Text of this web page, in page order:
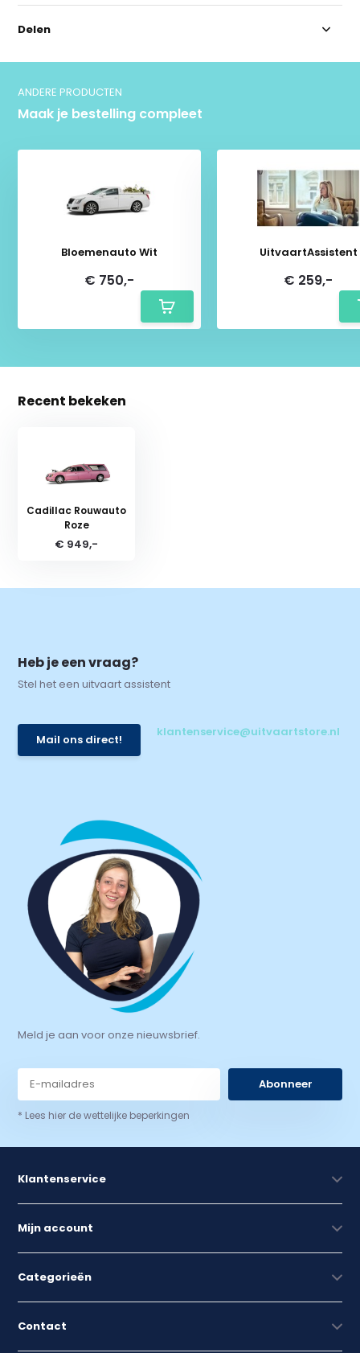
Delen
ANDERE PRODUCTEN
Maak je bestelling compleet
Bloemenauto Wit
€ 750,-
UitvaartAssistent
€ 259,-
Recent bekeken
Cadillac Rouwauto
Roze
€ 949,-
Heb je een vraag?
Stel het een uitvaart assistent
Mail ons direct!
klantenservice@uitvaartstore.nl
Meld je aan voor onze nieuwsbrief.
Abonneer
* Lees hier de wettelijke beperkingen
Klantenservice
Mijn account
Categorieën
Contact